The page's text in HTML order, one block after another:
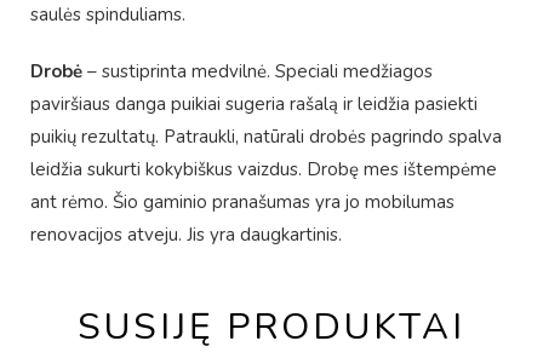
saulės spinduliams.
Drobė – sustiprinta medvilnė. Speciali medžiagos
paviršiaus danga puikiai sugeria rašalą ir leidžia pasiekti
puikių rezultatų. Patraukli, natūrali drobės pagrindo spalva
leidžia sukurti kokybiškus vaizdus. Drobę mes ištempėme
ant rėmo. Šio gaminio pranašumas yra jo mobilumas
renovacijos atveju. Jis yra daugkartinis.
SUSIJĘ PRODUKTAI